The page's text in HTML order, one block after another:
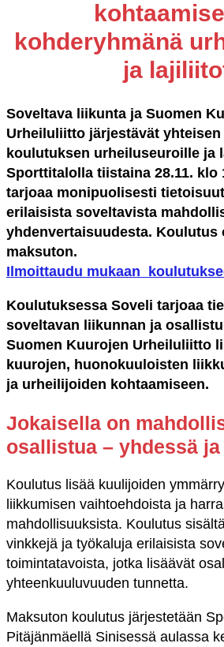
kohderyhmänä
ja
Soveltava liikunta ja Suomen
Urheiluliitto järjestävät yhteisen
koulutuksen urheiluseuroille ja
Sporttitalolla tiistaina 28.11. klo
tarjoaa monipuolisesti
erilaisista soveltavista
yhdenvertaisuudesta. Koulutus
maksuton.
Ilmoittaudu mukaan
Koulutuksessa Soveli tarjoaa
soveltavan liikunnan ja
Suomen Kuurojen Urheiluliitto
kuurojen, huonokuuloisten
ja urheilijoiden kohtaamiseen.
Jokaisella on
osallistua – yhdessä
Koulutus lisää kuulijoiden
liikkumisen vaihtoehdoista ja
mahdollisuuksista. Koulutus
vinkkejä ja työkaluja erilaisista
toimintatavoista, jotka lisäävät
yhteenkuuluvuuden tunnetta.
Maksuton koulutus järjestetään
Pitäjänmäellä Sinisessä aulassa